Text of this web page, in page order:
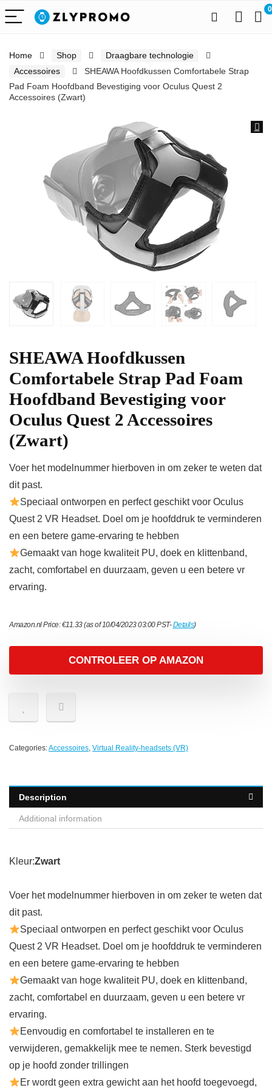
0
Home Shop
Draagbare technologie
Accessoires
SHEAWA Hoofdkussen Comfortabele Strap
Pad Foam Hoofdband Bevestiging voor Oculus Quest 2
Accessoires (Zwart)
SHEAWA Hoofdkussen
Comfortabele Strap Pad Foam
Hoofdband Bevestiging voor
Oculus Quest 2 Accessoires
(Zwart)
Voer het modelnummer hierboven in om zeker te weten dat
dit past.
Speciaal ontworpen en perfect geschikt voor Oculus
Quest 2 VR Headset. Doel om je hoofddruk te verminderen
en een betere game-ervaring te hebben
Gemaakt van hoge kwaliteit PU, doek en klittenband,
zacht, comfortabel en duurzaam, geven u een betere vr
ervaring.
Amazon.nl Price:€11.33(as of 10/04/2023 03:00 PST-Details)
CONTROLEER OP AMAZON
Categories:Accessoires, Virtual Reality-headsets (VR)
Description
Additional information
Kleur:Zwart
Voer het modelnummer hierboven in om zeker te weten dat
dit past.
Speciaal ontworpen en perfect geschikt voor Oculus
Quest 2 VR Headset. Doel om je hoofddruk te verminderen
en een betere game-ervaring te hebben
Gemaakt van hoge kwaliteit PU, doek en klittenband,
zacht, comfortabel en duurzaam, geven u een betere vr
ervaring.
Eenvoudig en comfortabel te installeren en te
verwijderen, gemakkelijk mee te nemen. Sterk bevestigd
op je hoofd zonder trillingen
Er wordt geen extra gewicht aan het hoofd toegevoegd,